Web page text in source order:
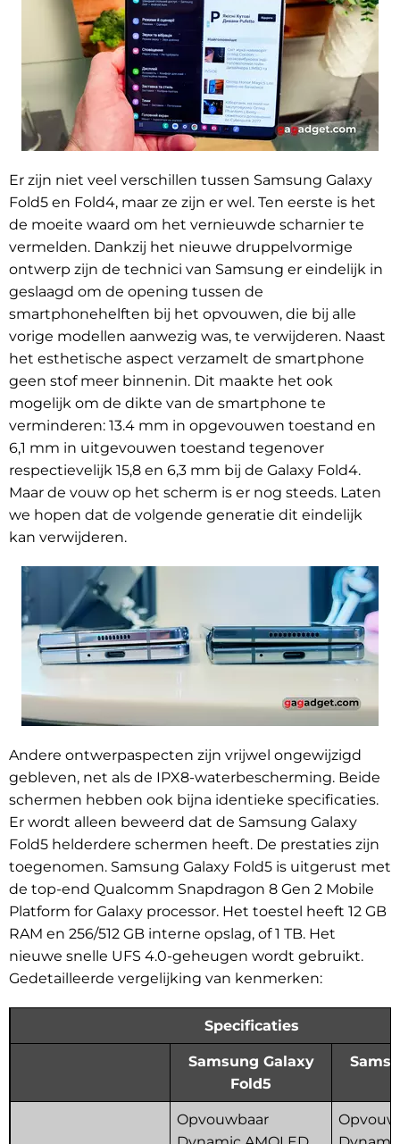
Er zijn niet veel verschillen tussen Samsung Galaxy
Fold5 en Fold4, maar ze zijn er wel. Ten eerste is het
de moeite waard om het vernieuwde scharnier te
vermelden. Dankzij het nieuwe druppelvormige
ontwerp zijn de technici van Samsung er eindelijk in
geslaagd om de opening tussen de
smartphonehelften bij het opvouwen, die bij alle
vorige modellen aanwezig was, te verwijderen. Naast
het esthetische aspect verzamelt de smartphone
geen stof meer binnenin. Dit maakte het ook
mogelijk om de dikte van de smartphone te
verminderen: 13.4 mm in opgevouwen toestand en
6,1 mm in uitgevouwen toestand tegenover
respectievelijk 15,8 en 6,3 mm bij de Galaxy Fold4.
Maar de vouw op het scherm is er nog steeds. Laten
we hopen dat de volgende generatie dit eindelijk
kan verwijderen.
Andere ontwerpaspecten zijn vrijwel ongewijzigd
gebleven, net als de IPX8-waterbescherming. Beide
schermen hebben ook bijna identieke specificaties.
Er wordt alleen beweerd dat de Samsung Galaxy
Fold5 helderdere schermen heeft. De prestaties zijn
toegenomen. Samsung Galaxy Fold5 is uitgerust met
de top-end Qualcomm Snapdragon 8 Gen 2 Mobile
Platform for Galaxy processor. Het toestel heeft 12 GB
RAM en 256/512 GB interne opslag, of 1 TB. Het
nieuwe snelle UFS 4.0-geheugen wordt gebruikt.
Gedetailleerde vergelijking van kenmerken:
Specificaties
Samsung Galaxy
Fold5
Opvouwbaar